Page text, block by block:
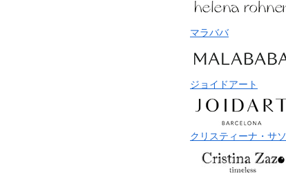
マラババ
ジョイドアート
クリスティーナ・サソ